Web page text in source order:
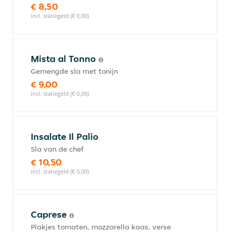
€ 8,50
incl. statiegeld (€ 0,00)
Mista al Tonno
Gemengde sla met tonijn
€ 9,00
incl. statiegeld (€ 0,00)
Insalate Il Palio
Sla van de chef
€ 10,50
incl. statiegeld (€ 0,00)
Caprese
Plakjes tomaten, mozzarella kaas, verse